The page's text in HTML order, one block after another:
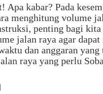
Apa kabar? Pada
menghitung volume
penting bagi
jalan raya agar
dan anggaran
raya yang perlu